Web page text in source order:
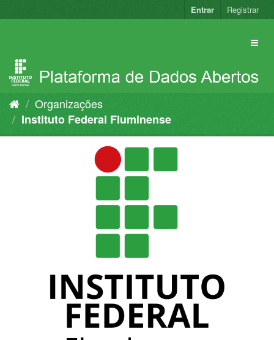
para
Entrar Registrar
Organizações
Instituto Federal Fluminense